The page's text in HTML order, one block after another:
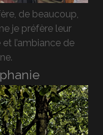
de beaucoup,
je préfère leur
l’ambiance de